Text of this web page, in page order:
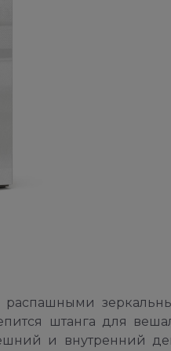
распашными
штанга для
и внутренний